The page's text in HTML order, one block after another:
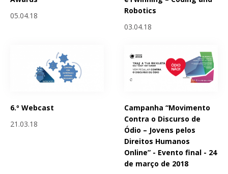
05.04.18
Robotics
03.04.18
6.º Webcast
21.03.18
Campanha “Movimento
Contra o Discurso de
Ódio – Jovens pelos
Direitos Humanos
Online” - Evento final - 24
de março de 2018